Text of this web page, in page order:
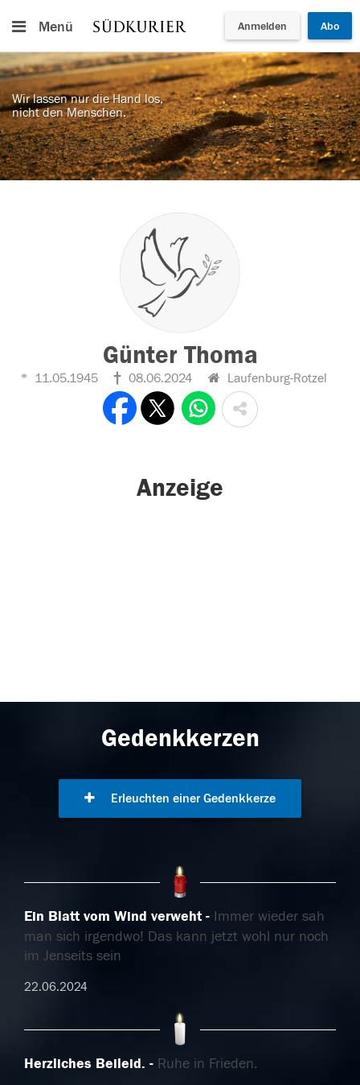
Menü Anmelden Abo
Wir lassen nur die Hand los,
nicht den Menschen.
Günter Thoma
11.05.1945 08.06.2024 Laufenburg-Rotzel
Anzeige
Gedenkkerzen
Erleuchten einer Gedenkkerze
Ein Blatt vom Wind verweht
Immer wieder sah
man sich irgendwo! Das kann jetzt wohl nur noch
im Jenseits sein
22.06.2024
Herzliches Beileid. Ruhe in Frieden.